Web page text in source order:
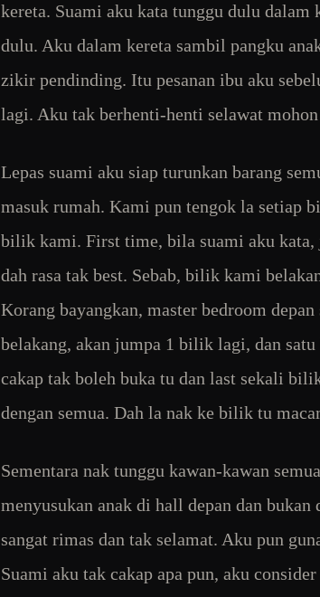
kereta. Suami aku kata tunggu dulu dalam
dulu. Aku dalam kereta sambil pangku
zikir pendinding. Itu pesanan ibu aku
lagi. Aku tak berhenti-henti selawat
Lepas suami aku siap turunkan barang
masuk rumah. Kami pun tengok la setiap
bilik kami. First time, bila suami aku
dah rasa tak best. Sebab, bilik kami
Korang bayangkan, master bedroom
belakang, akan jumpa 1 bilik lagi, dan
cakap tak boleh buka tu dan last sekali
dengan semua. Dah la nak ke bilik tu
Sementara nak tunggu kawan-kawan
menyusukan anak di hall depan dan
sangat rimas dan tak selamat. Aku pun
Suami aku tak cakap apa pun, aku